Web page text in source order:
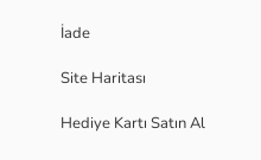
İade
Site Haritası
Hediye Kartı Satın Al